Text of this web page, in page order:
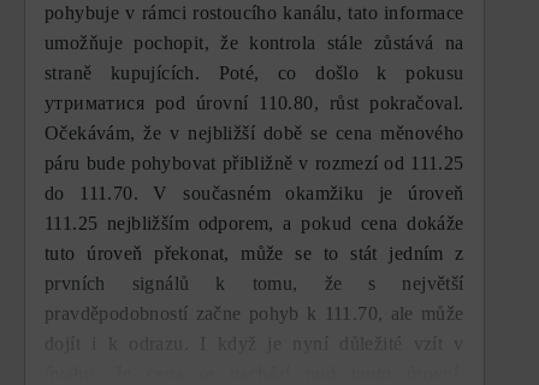
V současnosti se AUD/JPY obchoduje kolem
111,26, mírně nad horizontální supportní
oblastí 111,11. Cena se dokázala odrazit
poté, co prudce klesla až k oblasti 109,94,
což ukazuje, že na nižších úrovních začíná
vstupovat kupní zájem. Nicméně tento
odraz je zatím relativně omezený, protože
cena zatím nedokázala znovu prorazit
MA100, který se nachází v oblasti 111,85.
Dokud se cena pohybuje pod MA100, nelze
momentum zotavení považovat za platnou
změnu trendu, ale spíše za technický odraz
pohybuje v rámci rostoucího kanálu, tato informace
umožňuje pochopit, že kontrola stále zůstává na
straně kupujících. Poté, co došlo k pokusu
утриматися pod úrovní 110.80, růst pokračoval.
Očekávám, že v nejbližší době se cena měnového
páru bude pohybovat přibližně v rozmezí od 111.25
do 111.70. V současném okamžiku je úroveň
111.25 nejbližším odporem, a pokud cena dokáže
tuto úroveň překonat, může se to stát jedním z
prvních signálů k tomu, že s největší
pravděpodobností začne pohyb k 111.70, ale může
dojít i k odrazu. I když je nyní důležité vzít v